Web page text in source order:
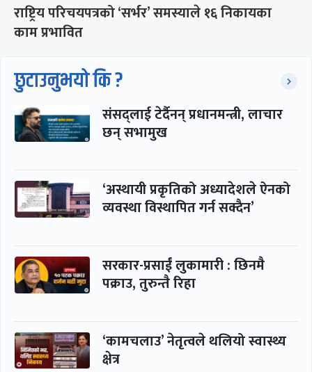
राष्ट्रिय परिचयपत्रको ‘सर्भर’ समस्याले १६ निकायका
काम प्रभावित
छुटाउनुभयो कि ?
संसद्लाई टेर्दैनन् प्रधानमन्त्री, लाचार
छन् सभामुख
‘अस्थायी प्रकृतिको अध्यादेशले ऐनको
व्यवस्था विस्थापित गर्न सक्दैन’
सरकार-प्रसाईं लुकामारी : छिनमै
पक्राउ, तुरुन्तै रिहा
‘कामचलाउ’ नेतृत्वले थलियो स्वास्थ्य
क्षेत्र